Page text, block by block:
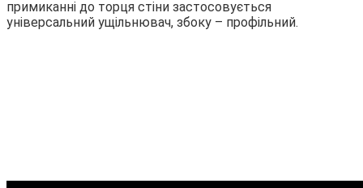
примиканні до торця стіни застосовується
універсальний ущільнювач, збоку – профільний.